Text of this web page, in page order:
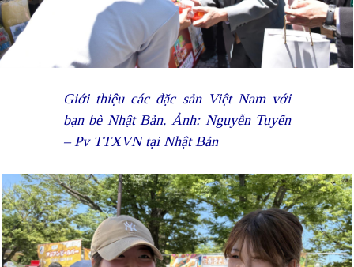
Giới thiệu các đặc sản Việt Nam với
bạn bè Nhật Bản. Ảnh: Nguyễn Tuyến
– Pv TTXVN tại Nhật Bản